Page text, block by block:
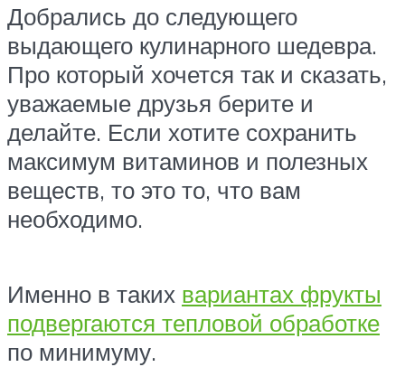
Добрались до следующего
выдающего кулинарного шедевра.
Про который хочется так и сказать,
уважаемые друзья берите и
делайте. Если хотите сохранить
максимум витаминов и полезных
веществ, то это то, что вам
необходимо.
Именно в таких вариантах фрукты
подвергаются тепловой обработке
по минимуму.